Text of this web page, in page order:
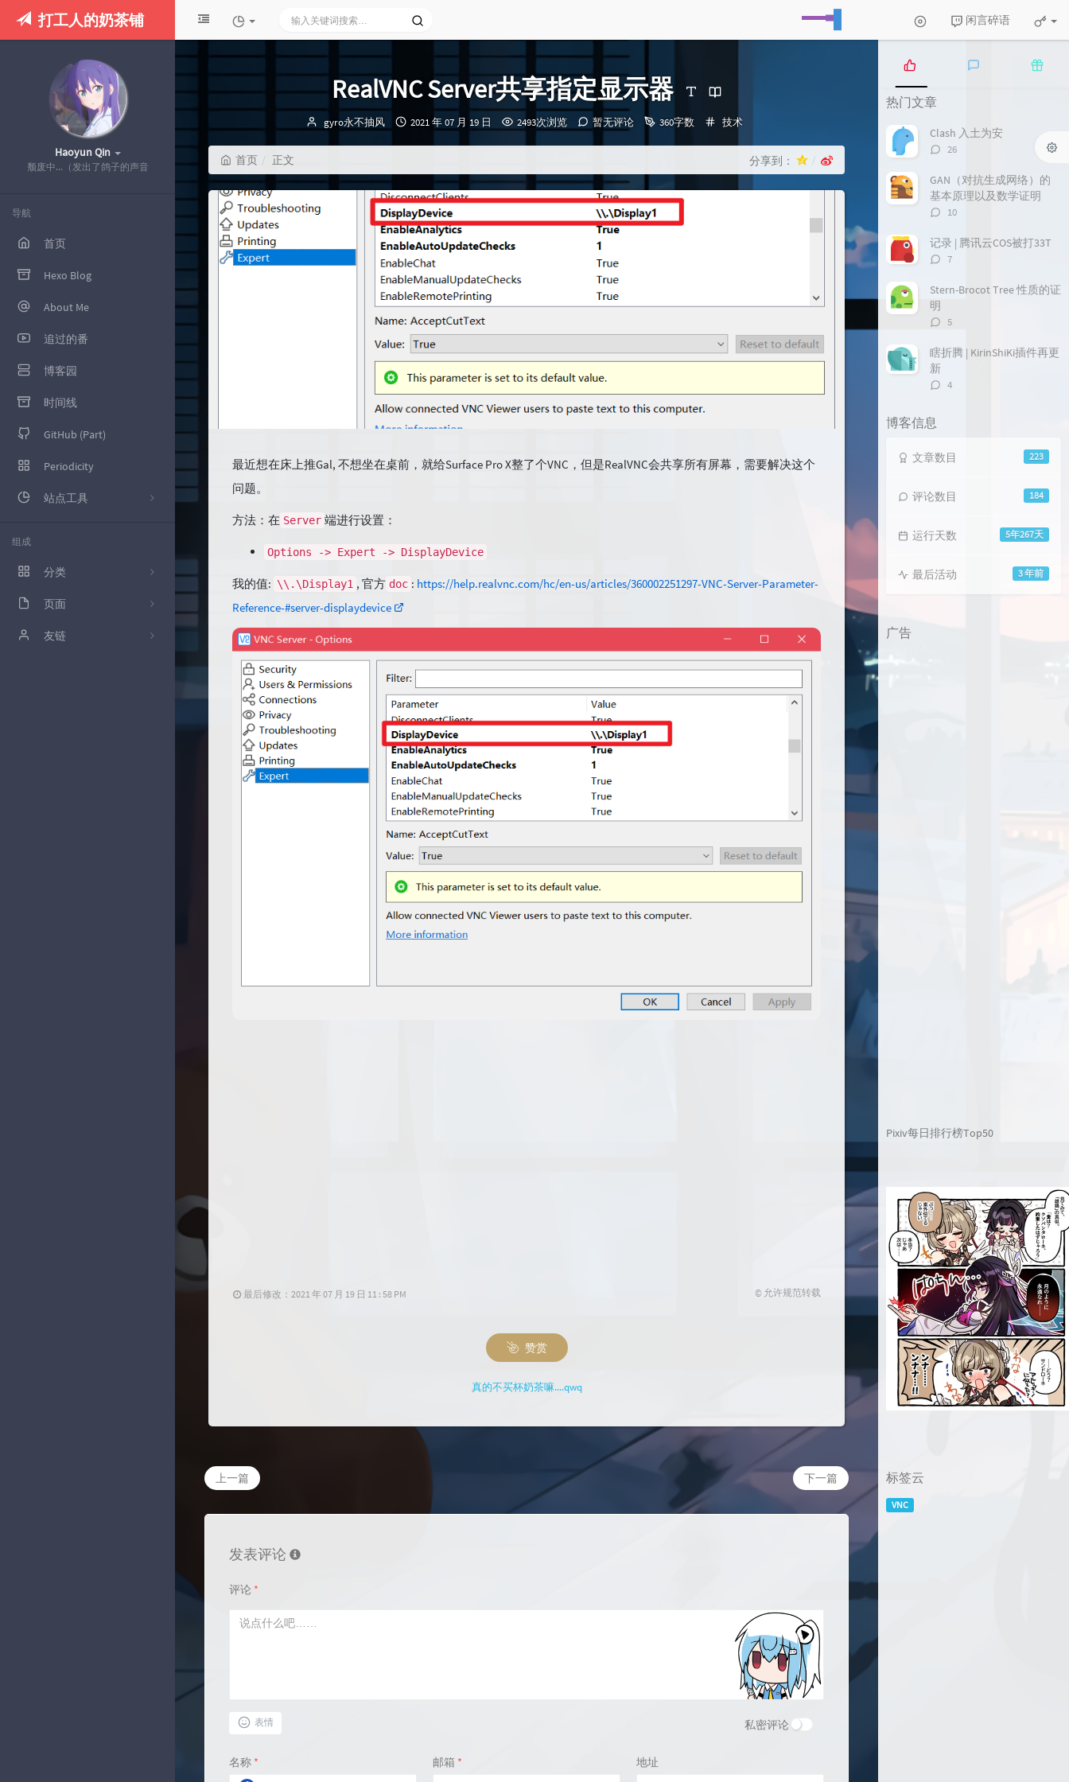
打工人的奶茶铺 闲言碎语
Haoyun Qin
颓废中...（发出了鸽子的声音
导航
首页
Hexo Blog
About Me
追过的番
博客园
时间线
GitHub (Part)
Periodicity
站点工具
组成
分类
10
12
页面
GitHub (Part)
友链
RealVNC Server共享指定显示器
博
gyro永不抽风
发
时
2021 年 07 月 19 日 2493次浏览 暂无评论 360字数
分
技术
首页 正文 分享到：
最近想在床上推Gal, 不想坐在桌前，就给Surface Pro X整了个VNC，但是RealVNC会共享所有屏幕，需要解决这个
问题。
方法：在 Server 端进行设置：
Options -> Expert -> DisplayDevice
我的值: \\.\Display1 , 官方 doc : https://help.realvnc.com/hc/en-us/articles/360002251297-VNC-Server-Parameter-
Reference-#server-displaydevice
最后修改：2021 年 07 月 19 日 11 : 58 PM © 允许规范转载
赞赏
真的不买杯奶茶嘛....qwq
下一篇
上一篇
发表评论
评论 *
表情 私密评论
名称 *
邮箱 * 地址
热
门
章
论
热门文章
Clash 入土为安
评
数：
26
GAN（对抗生成网络）的
基本原理以及数学证明
评
数：
10
记录 | 腾讯云COS被打33T
评
数：
7
Stern-Brocot Tree 性质的证
明
评
数：
5
瞎折腾 | KirinShiKi插件再更
新
评
4
博客信息
223
文章数目
184
评论数目
5年267天
运行天数
3 年前
最后活动
广告
Pixiv每日排行榜Top50
标签云
VNC